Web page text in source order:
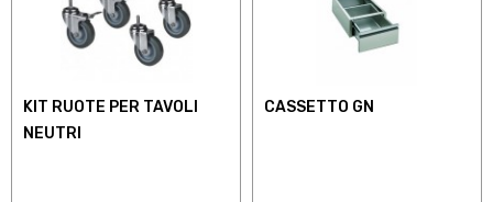
KIT RUOTE PER TAVOLI
NEUTRI
CASSETTO GN